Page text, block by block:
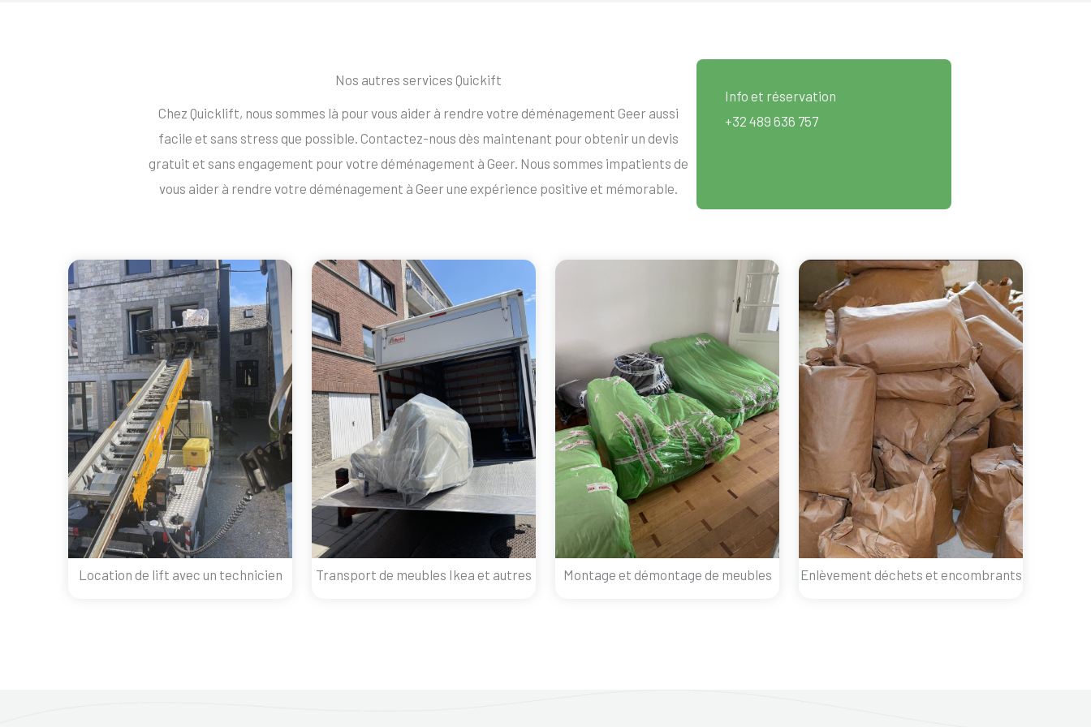
Nos autres services Quickift
Chez Quicklift, nous sommes là pour vous aider à rendre votre déménagement Geer aussi
facile et sans stress que possible. Contactez-nous dès maintenant pour obtenir un devis
gratuit et sans engagement pour votre déménagement à Geer. Nous sommes impatients de
vous aider à rendre votre déménagement à Geer une expérience positive et mémorable.
Info et réservation
+32 489 636 757
Location de lift avec un technicien Transport de meubles Ikea et autres Montage et démontage de meubles Enlèvement déchets et encombrants